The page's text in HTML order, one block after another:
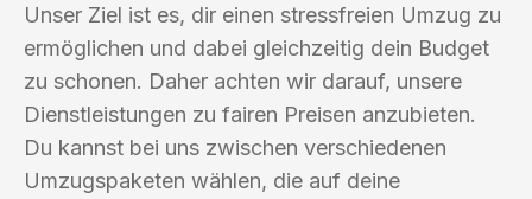
Unser Ziel ist es, dir einen stressfreien Umzug zu
ermöglichen und dabei gleichzeitig dein Budget
zu schonen. Daher achten wir darauf, unsere
Dienstleistungen zu fairen Preisen anzubieten.
Du kannst bei uns zwischen verschiedenen
Umzugspaketen wählen, die auf deine